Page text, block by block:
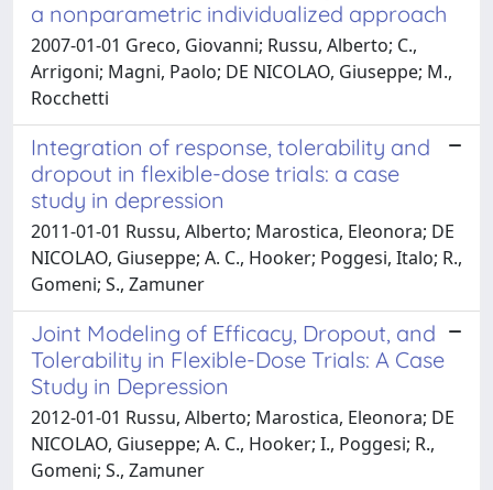
a nonparametric individualized approach
2007-01-01 Greco, Giovanni; Russu, Alberto; C.,
Arrigoni; Magni, Paolo; DE NICOLAO, Giuseppe; M.,
Rocchetti
Integration of response, tolerability and
dropout in flexible-dose trials: a case
study in depression
2011-01-01 Russu, Alberto; Marostica, Eleonora; DE
NICOLAO, Giuseppe; A. C., Hooker; Poggesi, Italo; R.,
Gomeni; S., Zamuner
Joint Modeling of Efficacy, Dropout, and
Tolerability in Flexible-Dose Trials: A Case
Study in Depression
2012-01-01 Russu, Alberto; Marostica, Eleonora; DE
NICOLAO, Giuseppe; A. C., Hooker; I., Poggesi; R.,
Gomeni; S., Zamuner